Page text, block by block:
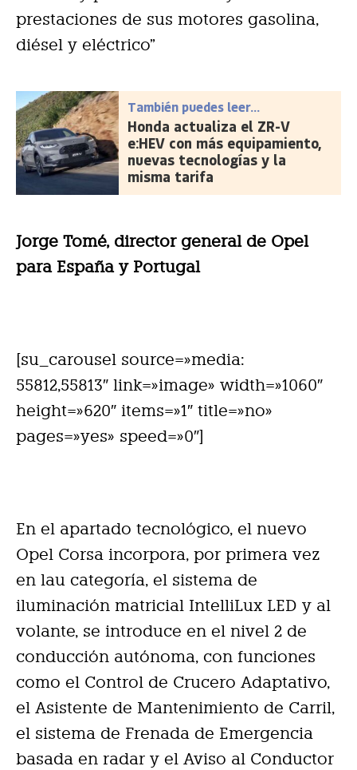
prestaciones de sus motores gasolina,
diésel y eléctrico”
También puedes leer...
Honda actualiza el ZR-V
e:HEV con más equipamiento,
nuevas tecnologías y la
misma tarifa
Jorge Tomé, director general de Opel
para España y Portugal
[su_carousel source=»media:
55812,55813″ link=»image» width=»1060″
height=»620″ items=»1″ title=»no»
pages=»yes» speed=»0″]
En el apartado tecnológico, el nuevo
Opel Corsa incorpora, por primera vez
en lau categoría, el sistema de
iluminación matricial IntelliLux LED y al
volante, se introduce en el nivel 2 de
conducción autónoma, con funciones
como el Control de Crucero Adaptativo,
el Asistente de Mantenimiento de Carril,
el sistema de Frenada de Emergencia
basada en radar y el Aviso al Conductor